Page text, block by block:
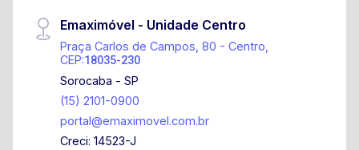
Emaximóvel - Unidade Centro
Praça Carlos de Campos, 80 - Centro,
CEP:18035-230
Sorocaba - SP
(15) 2101-0900
portal@emaximovel.com.br
Creci: 14523-J